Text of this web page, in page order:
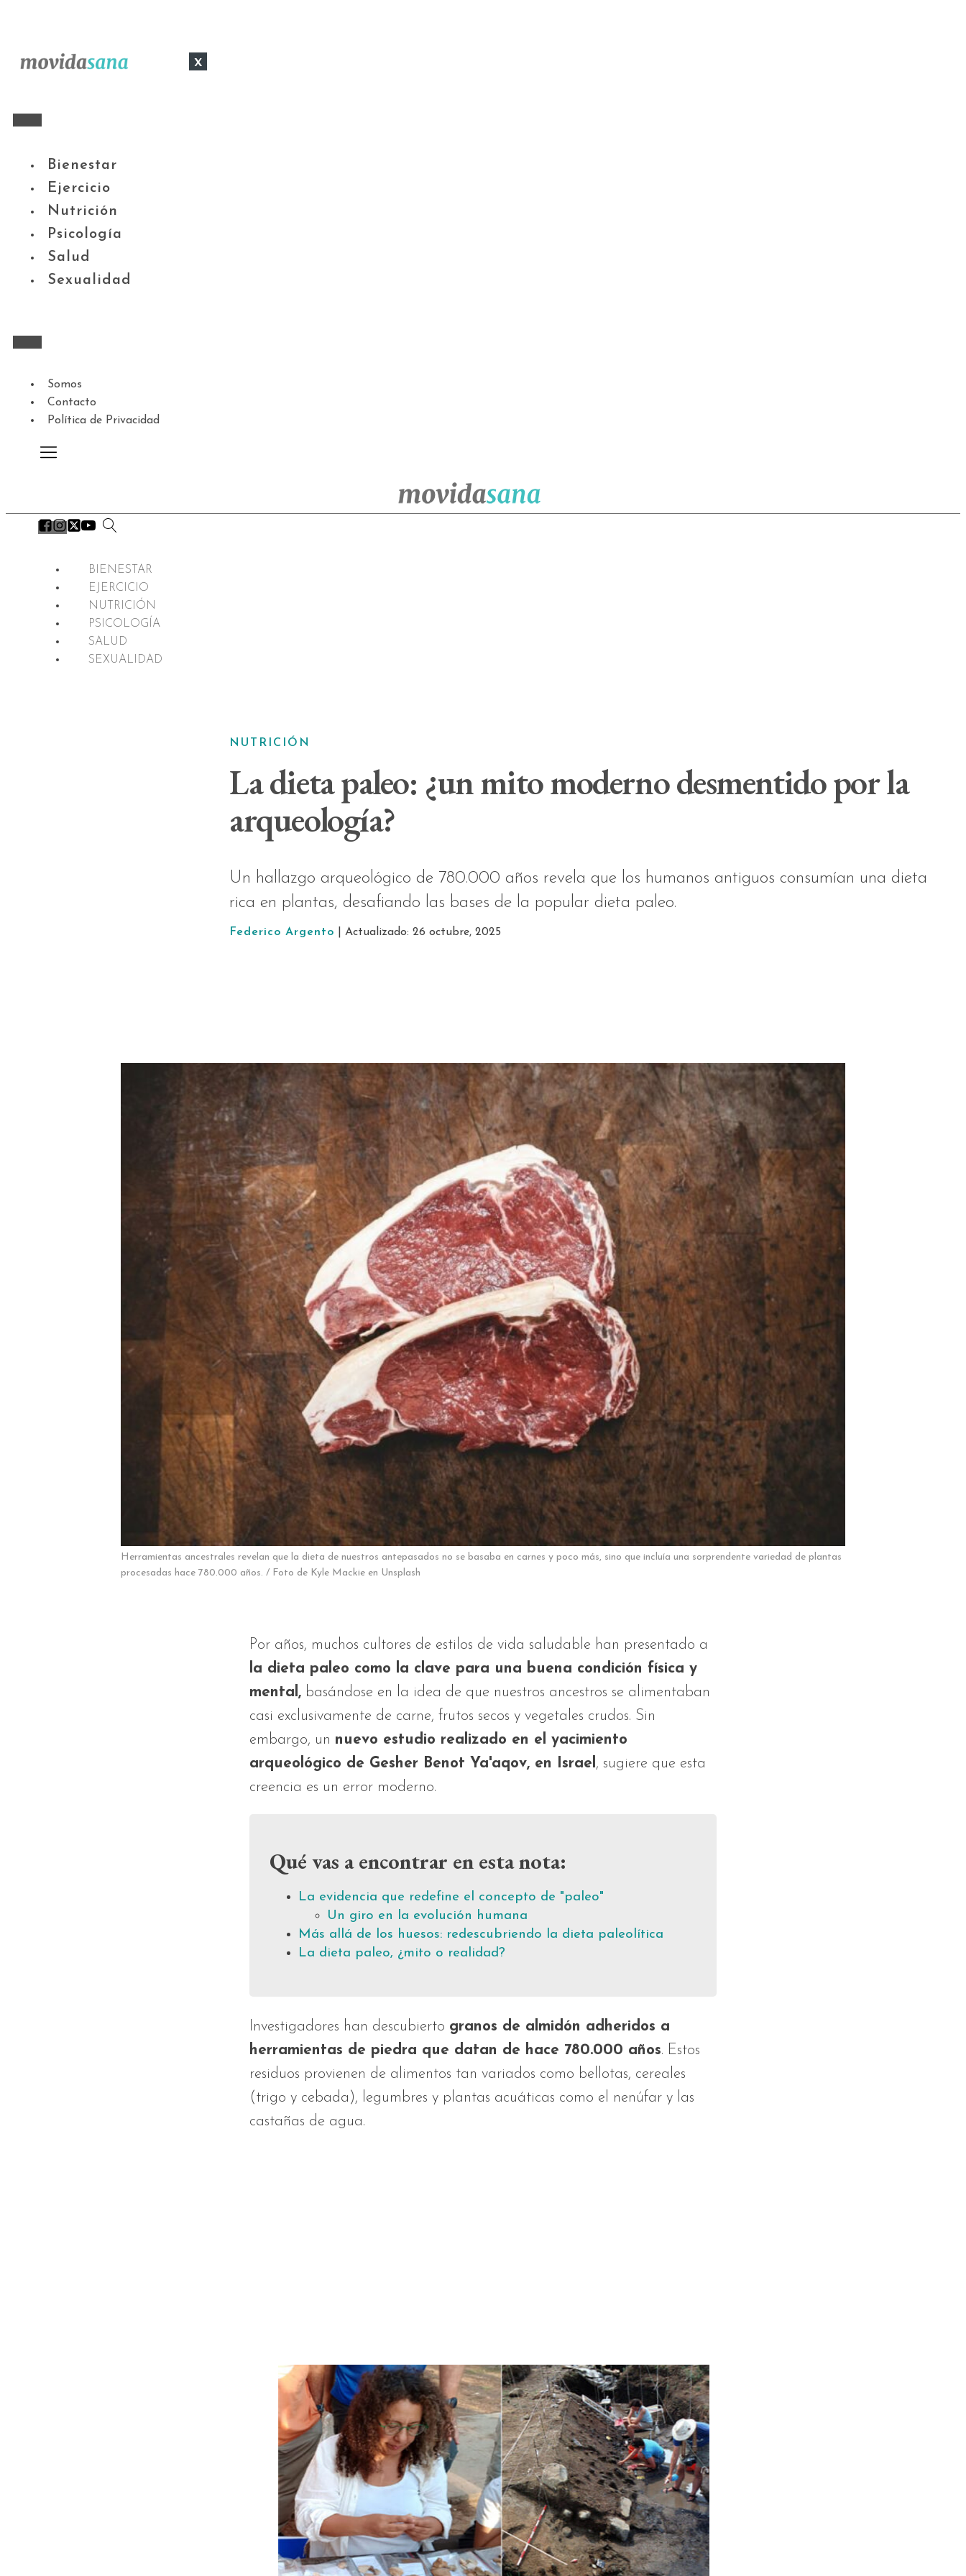
x
Bienestar
Ejercicio
Nutrición
Psicología
Salud
Sexualidad
Somos
Contacto
Política de Privacidad
BIENESTAR
EJERCICIO
NUTRICIÓN
PSICOLOGÍA
SALUD
SEXUALIDAD
NUTRICIÓN
La dieta paleo: ¿un mito moderno desmentido por la
arqueología?
Un hallazgo arqueológico de 780.000 años revela que los humanos antiguos consumían una dieta
rica en plantas, desafiando las bases de la popular dieta paleo.
Federico Argento | Actualizado: 26 octubre, 2025
Herramientas ancestrales revelan que la dieta de nuestros antepasados no se basaba en carnes y poco más, sino que incluía una sorprendente variedad de plantas
procesadas hace 780.000 años. / Foto de Kyle Mackie en Unsplash
Por años, muchos cultores de estilos de vida saludable han presentado a
la dieta paleo como la clave para una buena condición física y
mental, basándose en la idea de que nuestros ancestros se alimentaban
casi exclusivamente de carne, frutos secos y vegetales crudos. Sin
embargo, un nuevo estudio realizado en el yacimiento
arqueológico de Gesher Benot Ya'aqov, en Israel , sugiere que esta
creencia es un error moderno.
Qué vas a encontrar en esta nota:
La evidencia que redefine el concepto de "paleo"
Un giro en la evolución humana
Más allá de los huesos: redescubriendo la dieta paleolítica
La dieta paleo, ¿mito o realidad?
Investigadores han descubierto granos de almidón adheridos a
herramientas de piedra que datan de hace 780.000 años. Estos
residuos provienen de alimentos tan variados como bellotas, cereales
(trigo y cebada), legumbres y plantas acuáticas como el nenúfar y las
castañas de agua.